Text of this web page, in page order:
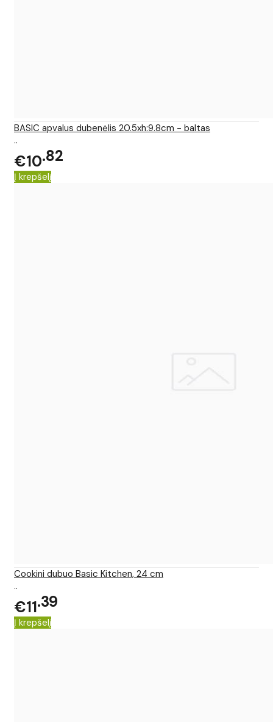
BASIC apvalus dubenėlis 20.5xh:9.8cm - baltas
..
€10 82
Į krepšelį
Cookini dubuo Basic Kitchen, 24 cm
..
€11 39
Į krepšelį